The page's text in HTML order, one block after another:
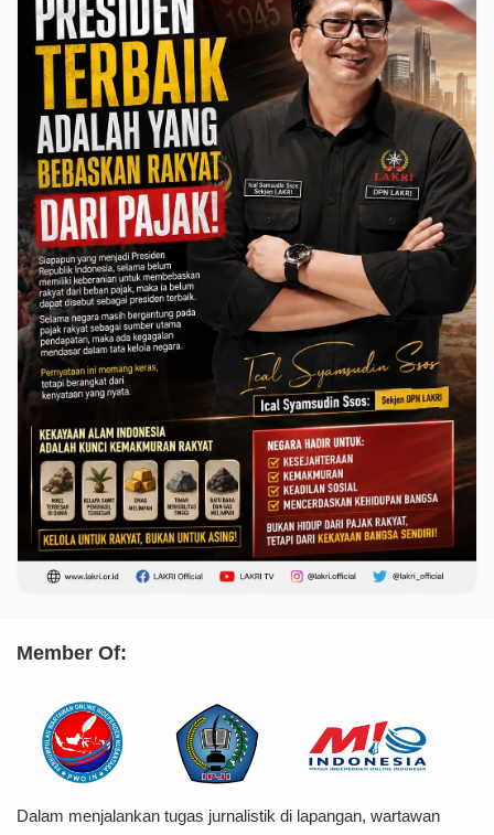
Member Of:
Dalam menjalankan tugas jurnalistik di lapangan, wartawan